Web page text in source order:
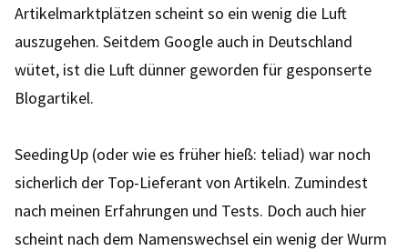
Artikelmarktplätzen scheint so ein wenig die Luft
auszugehen. Seitdem Google auch in Deutschland
wütet, ist die Luft dünner geworden für gesponserte
Blogartikel.
SeedingUp (oder wie es früher hieß: teliad) war noch
sicherlich der Top-Lieferant von Artikeln. Zumindest
nach meinen Erfahrungen und Tests. Doch auch hier
scheint nach dem Namenswechsel ein wenig der Wurm